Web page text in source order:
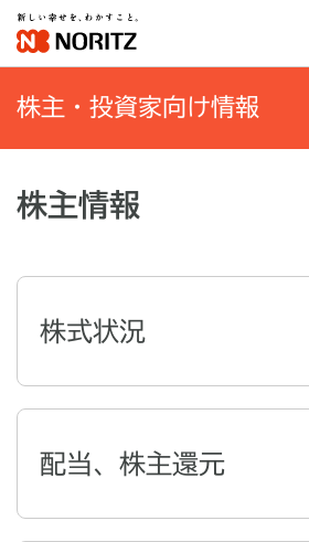
株主・投資家向け情報
株主情報
株式状況
配当、株主還元